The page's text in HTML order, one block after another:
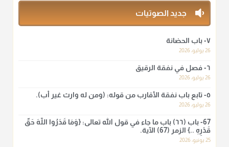
منذ 3 شهر
لا أعلم لدعاء ختم القرآن في الصلاة أصلاً صحيحاً يعتمد عليه من سنة
الرسول صلى الله عليه وسلّم، ولا من عمل الصحابة رضي الله
منذ 3 شهر
أ.د. صالح الشمراني
جديد الصوتيات
٧- باب الحضانة
26 يوليو، 2026
٦- فصل في نفقة الرقيق
26 يوليو، 2026
٥- تابع باب نفقة الأقارب من قوله: (ومن له وارث غير أب).
26 يوليو، 2026
67- باب (٦٦) باب ما جاء في قول الله تعالى: {وَمَا قَدَرُوا اللَّهَ حَقَّ
قَدْرِهِ ..} الزمر (67) الآية.
25 يونيو، 2026